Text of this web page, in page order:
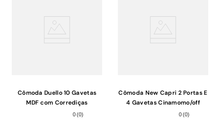
Cômoda Duello 10 Gavetas
MDF com Corrediças
Telescópicas e Pés Reto
0(0)
Cômoda New Capri 2 Portas E
4 Gavetas Cinamomo/off
White Com Espelho - Móveis
0(0)